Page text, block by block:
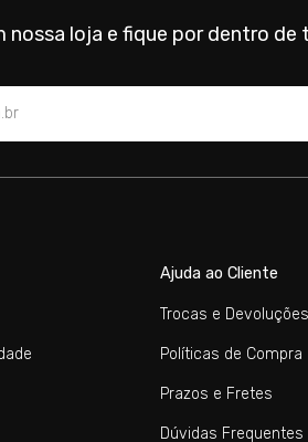
nossa loja e fique por dentro
Ajuda ao Cliente
Trocas e Devoluções
Políticas de Compra
Prazos e Fretes
Dúvidas Frequentes